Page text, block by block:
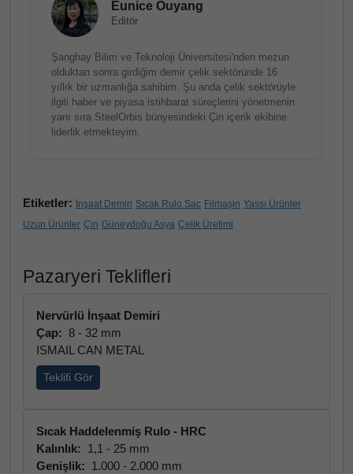
Eunice Ouyang
Editör
Şanghay Bilim ve Teknoloji Üniversitesi'nden mezun
olduktan sonra girdiğim demir çelik sektöründe 16
yıllık bir uzmanlığa sahibim. Şu anda çelik sektörüyle
ilgili haber ve piyasa istihbarat süreçlerini yönetmenin
yanı sıra SteelOrbis bünyesindeki Çin içerik ekibine
liderlik etmekteyim.
Etiketler: İnşaat Demiri Sıcak Rulo Sac Filmaşin Yassı Ürünler
Uzun Ürünler Çin Güneydoğu Asya Çelik Üretimi
Pazaryeri Teklifleri
Nervürlü İnşaat Demiri
Çap: 8 - 32 mm
ISMAIL CAN METAL
Teklifi Gör
Sıcak Haddelenmiş Rulo - HRC
Kalınlık: 1,1 - 25 mm
Genişlik: 1.000 - 2.000 mm